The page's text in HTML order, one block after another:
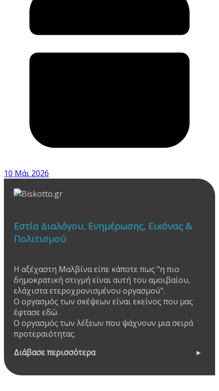
10 Μάι 2026
Εστία Διαλόγου, Ενημέρωσης, Εικόνας &
Πολιτισμού
Η αξέχαστη Μαλβίνα είπε κάποτε πως "η πιο
δημοκρατική στιγμή είναι αυτή του αμοιβαίου,
ελάχιστα ετεροχρονισμένου οργασμού".
Ο οργασμός των σκέψεων είναι εκείνος που μας
έφτασε εδώ.
Ο οργασμός των λέξεων που ψάχνουν μια σειρά
προτεραιότητας.
Διάβασε περισσότερα